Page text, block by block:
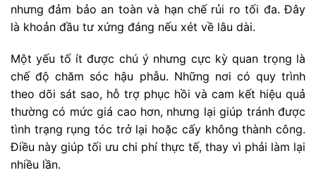
nhưng đảm bảo an toàn và hạn chế rủi ro tối đa. Đây
là khoản đầu tư xứng đáng nếu xét về lâu dài.
Một yếu tố ít được chú ý nhưng cực kỳ quan trọng là
chế độ chăm sóc hậu phẫu. Những nơi có quy trình
theo dõi sát sao, hỗ trợ phục hồi và cam kết hiệu quả
thường có mức giá cao hơn, nhưng lại giúp tránh được
tình trạng rụng tóc trở lại hoặc cấy không thành công.
Điều này giúp tối ưu chi phí thực tế, thay vì phải làm lại
nhiều lần.